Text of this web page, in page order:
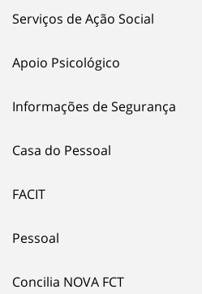
Serviços de Ação Social
Apoio Psicológico
Informações de Segurança
Casa do Pessoal
FACIT
Pessoal
Concilia NOVA FCT